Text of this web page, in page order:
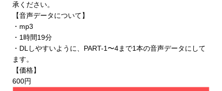
承ください。
【音声データについて】
・mp3
・1時間19分
・DLしやすいように、PART-1〜4まで1本の音声データにして
ます。
【価格】
600円